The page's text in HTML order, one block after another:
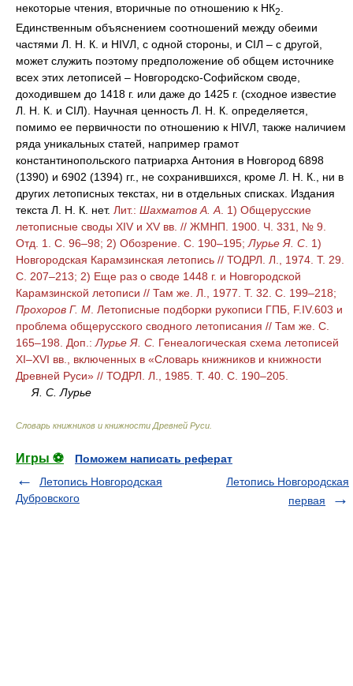
некоторые чтения, вторичные по отношению к НК2
Единственным объяснением соотношений между обеими
частями Л. Н. К. и НIVЛ, с одной стороны, и СIЛ – с другой,
может служить поэтому предположение об общем источнике
всех этих летописей – Новгородско-Софийском своде,
доходившем до 1418 г. или даже до 1425 г. (сходное известие
Л. Н. К. и СIЛ). Научная ценность Л. Н. К. определяется,
помимо ее первичности по отношению к НIVЛ, также наличием
ряда уникальных статей, например грамот
константинопольского патриарха Антония в Новгород 6898
(1390) и 6902 (1394) гг., не сохранившихся, кроме Л. Н. К., ни в
других летописных текстах, ни в отдельных списках. Издания
текста Л. Н. К. нет. Лит.: Шахматов А. А . 1) Общерусские
летописные своды XIV и XV вв. // ЖМНП. 1900. Ч. 331, № 9.
Отд. 1. С. 96–98; 2) Обозрение. С. 190–195; Лурье Я. С . 1)
Новгородская Карамзинская летопись // ТОДРЛ. Л., 1974. Т. 29.
С. 207–213; 2) Еще раз о своде 1448 г. и Новгородской
Карамзинской летописи // Там же. Л., 1977. Т. 32. С. 199–218;
Прохоров Г. М . Летописные подборки рукописи ГПБ, F.IV.603 и
проблема общерусского сводного летописания // Там же. С.
165–198.
Доп.: Лурье Я. С. Генеалогическая схема летописей
XI–XVI вв., включенных в «Словарь книжников и книжности
Древней Руси» // ТОДРЛ. Л., 1985. Т. 40. С. 190–205.
Я. С. Лурье
Словарь книжников и книжности Древней Руси
Игры ⚽
Поможем написать реферат
Летопись Новгородская
Дубровского
Летопись Новгородская
первая